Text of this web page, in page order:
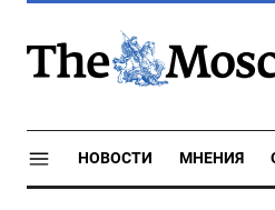
НОВОСТИ МНЕНИЯ